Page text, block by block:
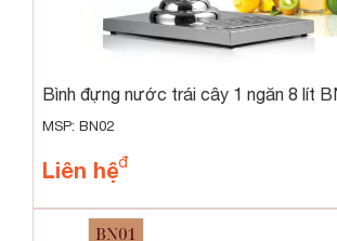
Bình đựng nước trái cây 1 ngăn 8 lít
MSP: BN02
Liên hệ